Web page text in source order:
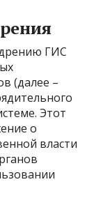
ГИС
(далее –
Этот
о
власти